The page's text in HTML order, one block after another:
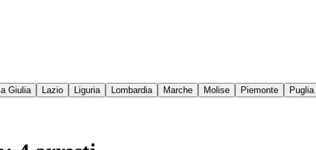
Giulia Lazio Liguria Lombardia Marche Molise Piemonte Puglia